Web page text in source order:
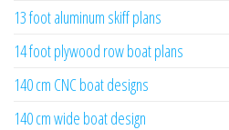
13 foot aluminum skiff plans
14 foot plywood row boat plans
140 cm CNC boat designs
140 cm wide boat design